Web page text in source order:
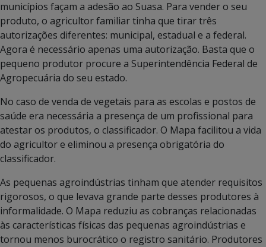
municípios façam a adesão ao Suasa. Para vender o seu
produto, o agricultor familiar tinha que tirar três
autorizações diferentes: municipal, estadual e a federal.
Agora é necessário apenas uma autorização. Basta que o
pequeno produtor procure a Superintendência Federal de
Agropecuária do seu estado.
No caso de venda de vegetais para as escolas e postos de
saúde era necessária a presença de um profissional para
atestar os produtos, o classificador. O Mapa facilitou a vida
do agricultor e eliminou a presença obrigatória do
classificador.
As pequenas agroindústrias tinham que atender requisitos
rigorosos, o que levava grande parte desses produtores à
informalidade. O Mapa reduziu as cobranças relacionadas
às características físicas das pequenas agroindústrias e
tornou menos burocrático o registro sanitário. Produtores